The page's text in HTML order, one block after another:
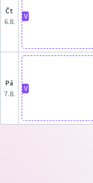
čt
6.8.
V
pá
7.8.
V